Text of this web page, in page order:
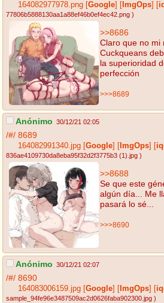
164082977978.png Google ImgOps
77806b5888130aa1a88ef46b0ef4ec42.png )
>>8686
Claro que no mi
Cuckqueans
la superioridad
perfección
>>>8689
Anónimo 30/12/21 02:05
/#/ 8689
164082991340.jpg Google ImgOps
836ae4109730da8eba95f32d2f3775b3 (1).jpg )
>>8688
Se que este
algún día... Me
pasará lo sé...
>>>8690
Anónimo 30/12/21 02:07
/#/ 8690
164083006159.jpg Google ImgOps
sample_94fe96e3487509ac2d0626faba902300.jpg )